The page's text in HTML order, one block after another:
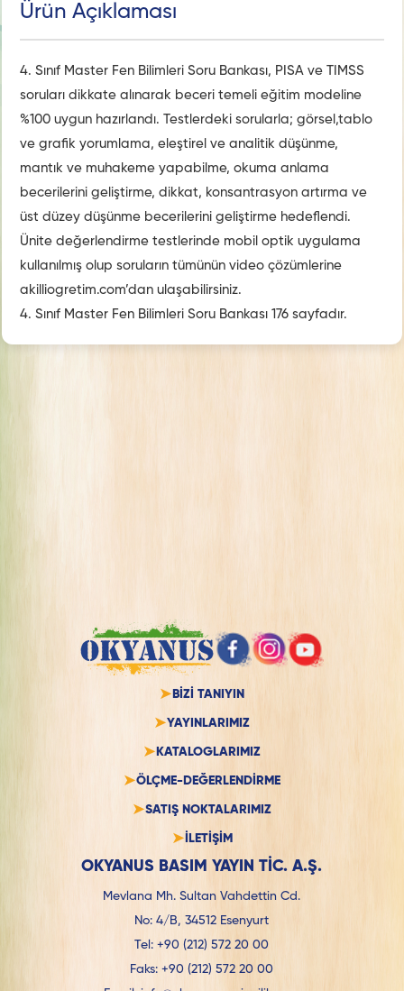
Ürün Açıklaması
4. Sınıf Master Fen Bilimleri Soru Bankası, PISA ve TIMSS
soruları dikkate alınarak beceri temeli eğitim modeline
%100 uygun hazırlandı. Testlerdeki sorularla; görsel,tablo
ve grafik yorumlama, eleştirel ve analitik düşünme,
mantık ve muhakeme yapabilme, okuma anlama
becerilerini geliştirme, dikkat, konsantrasyon artırma ve
üst düzey düşünme becerilerini geliştirme hedeflendi.
Ünite değerlendirme testlerinde mobil optik uygulama
kullanılmış olup soruların tümünün video çözümlerine
akilliogretim.com’dan ulaşabilirsiniz.
4. Sınıf Master Fen Bilimleri Soru Bankası 176 sayfadır.
BİZİ TANIYIN
YAYINLARIMIZ
KATALOGLARIMIZ
ÖLÇME-DEĞERLENDİRME
SATIŞ NOKTALARIMIZ
İLETİŞİM
OKYANUS BASIM YAYIN TİC. A.Ş.
Mevlana Mh. Sultan Vahdettin Cd.
No: 4/B, 34512 Esenyurt
Tel:+90 (212) 572 20 00
Faks:+90 (212) 572 20 00